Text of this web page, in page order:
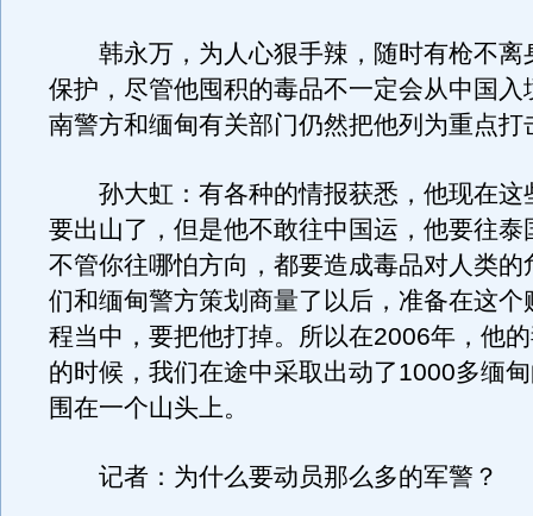
韩永万，为人心狠手辣，随时有枪不离
保护，尽管他囤积的毒品不一定会从中国入
南警方和缅甸有关部门仍然把他列为重点打
孙大虹：有各种的情报获悉，他现在这
要出山了，但是他不敢往中国运，他要往泰
不管你往哪怕方向，都要造成毒品对人类的
们和缅甸警方策划商量了以后，准备在这个
程当中，要把他打掉。所以在2006年，他
的时候，我们在途中采取出动了1000多缅
围在一个山头上。
记者：为什么要动员那么多的军警？